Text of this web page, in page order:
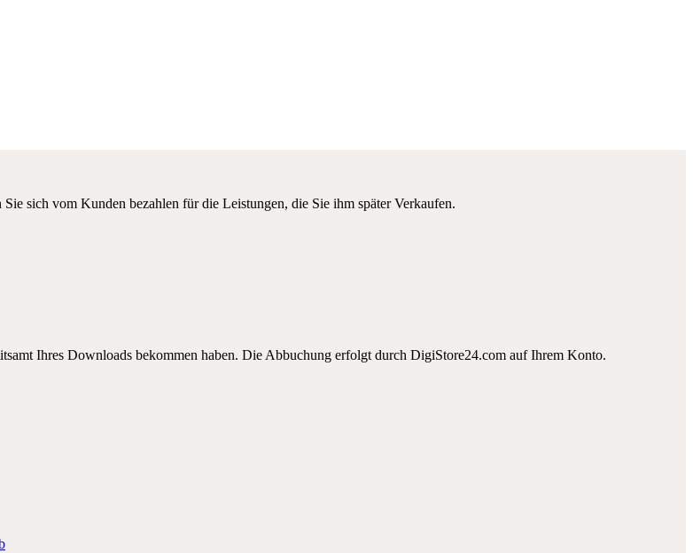
sich vom Kunden bezahlen für die Leistungen, die Sie ihm später Verkaufen.
Ihres Downloads bekommen haben. Die Abbuchung erfolgt durch DigiStore24.com auf Ihrem Konto.